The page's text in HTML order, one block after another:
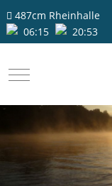
487cm Rheinhalle
06:15
20:53
Mobile Menu Toggle